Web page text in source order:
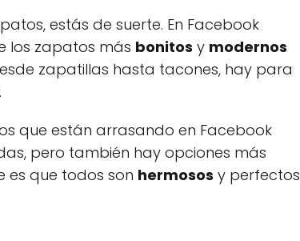
estás de suerte. En Facebook
los zapatos más bonitos y modernos
zapatillas hasta tacones, hay para
que están arrasando en Facebook
pero también hay opciones más
es que todos son hermosos y perfectos